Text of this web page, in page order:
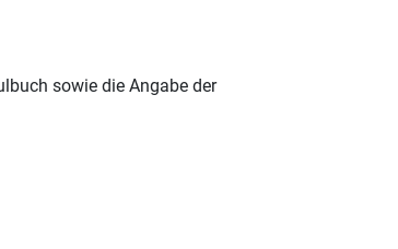
sowie die Angabe der